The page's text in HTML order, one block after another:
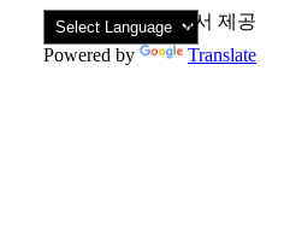
Powered by Translate
에서 제공